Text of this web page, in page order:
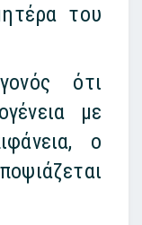
του
ότι
με
ο